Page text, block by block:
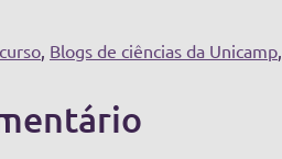
, Blogs de ciências da Unicamp,